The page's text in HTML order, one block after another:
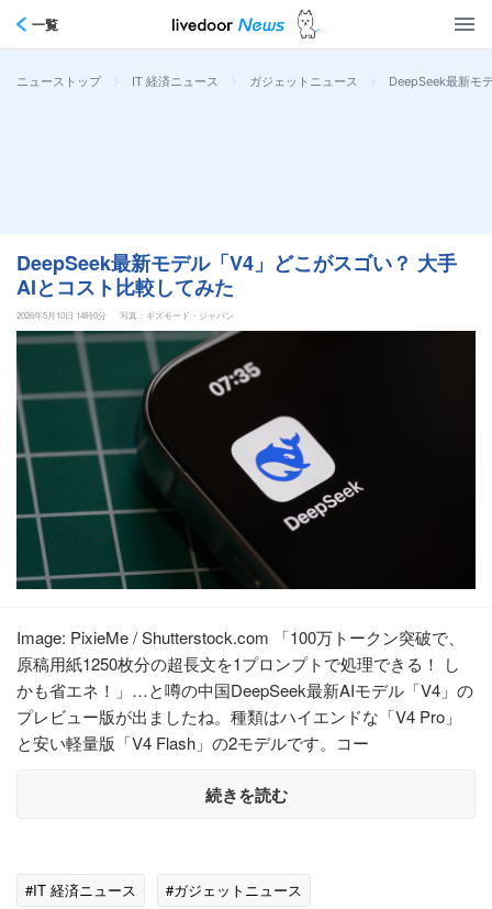
一覧
ニューストップ > IT 経済ニュース > ガジェットニュース > DeepSeek最新モ
DeepSeek最新モデル「V4」どこがスゴい？ 大手
AIとコスト比較してみた
2026年5月10日 14時0分 写真：ギズモード・ジャパン
Image: PixieMe / Shutterstock.com 「100万トークン突破で、
原稿用紙1250枚分の超長文を1プロンプトで処理できる！ し
かも省エネ！」…と噂の中国DeepSeek最新AIモデル「V4」の
プレビュー版が出ましたね。種類はハイエンドな「V4 Pro」
と安い軽量版「V4 Flash」の2モデルです。コー
続きを読む
#IT 経済ニュース #ガジェットニュース